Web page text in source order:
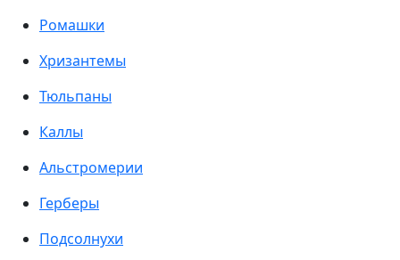
Ромашки
Хризантемы
Тюльпаны
Каллы
Альстромерии
Герберы
Подсолнухи